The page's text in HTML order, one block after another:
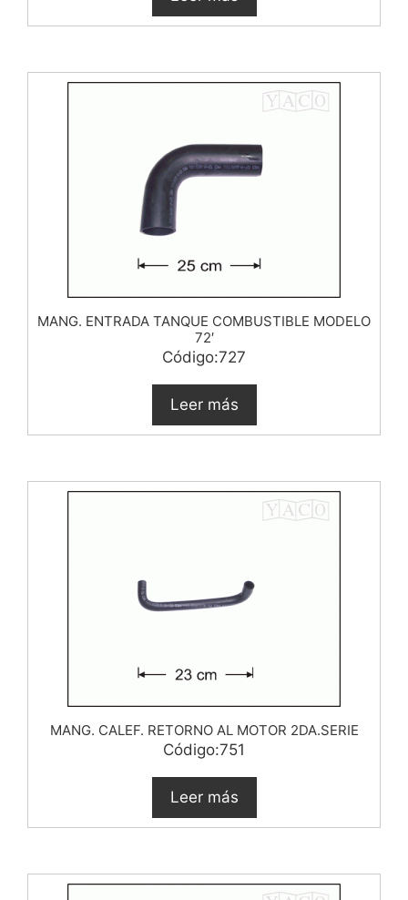
MANG. ENTRADA TANQUE COMBUSTIBLE MODELO
72′
Código:727
Leer más
MANG. CALEF. RETORNO AL MOTOR 2DA.SERIE
Código:751
Leer más